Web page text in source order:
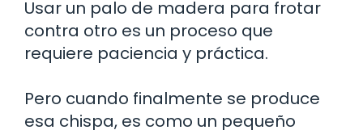
Usar un palo de madera para frotar
contra otro es un proceso que
requiere paciencia y práctica.
Pero cuando finalmente se produce
esa chispa, es como un pequeño